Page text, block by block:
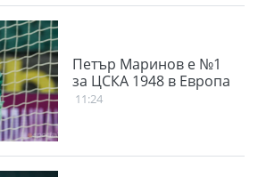
Петър Маринов е №1
за ЦСКА 1948 в Европа
11:24